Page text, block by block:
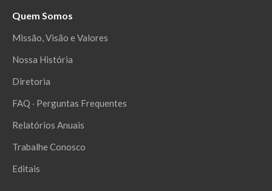
Quem Somos
Missão, Visão e Valores
Nossa História
Diretoria
FAQ ‧ Perguntas Frequentes
Relatórios Anuais
Trabalhe Conosco
Editais